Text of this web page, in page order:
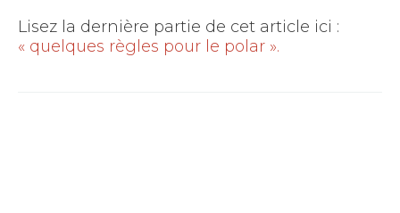
Lisez la dernière partie de cet article ici :
« quelques règles pour le polar ».